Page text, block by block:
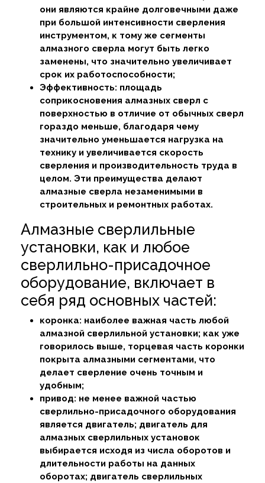
они являются крайне долговечными даже
при большой интенсивности сверления
инструментом, к тому же сегменты
алмазного сверла могут быть легко
заменены, что значительно увеличивает
срок их работоспособности;
Эффективность: площадь
соприкосновения алмазных сверл с
поверхностью в отличие от обычных сверл
гораздо меньше, благодаря чему
значительно уменьшается нагрузка на
технику и увеличивается скорость
сверления и производительность труда в
целом. Эти преимущества делают
алмазные сверла незаменимыми в
строительных и ремонтных работах.
Алмазные сверлильные
установки, как и любое
сверлильно-присадочное
оборудование, включает в
себя ряд основных частей:
коронка: наиболее важная часть любой
алмазной сверлильной установки; как уже
говорилось выше, торцевая часть коронки
покрыта алмазными сегментами, что
делает сверление очень точным и
удобным;
привод: не менее важной частью
сверлильно-присадочного оборудования
является двигатель; двигатель для
алмазных сверлильных установок
выбирается исходя из числа оборотов и
длительности работы на данных
оборотах; двигатель сверлильных